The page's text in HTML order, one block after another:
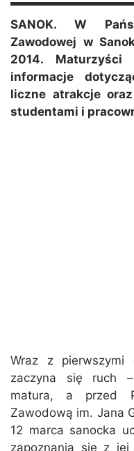
SANOK. W
Zawodowej w
2014. Maturzyści
informacje
liczne atrakcje
studentami i
Wraz z pierwszymi
zaczyna się ruch
matura, a przed
Zawodową im. Jana
12 marca sanocka
zapoznania się z